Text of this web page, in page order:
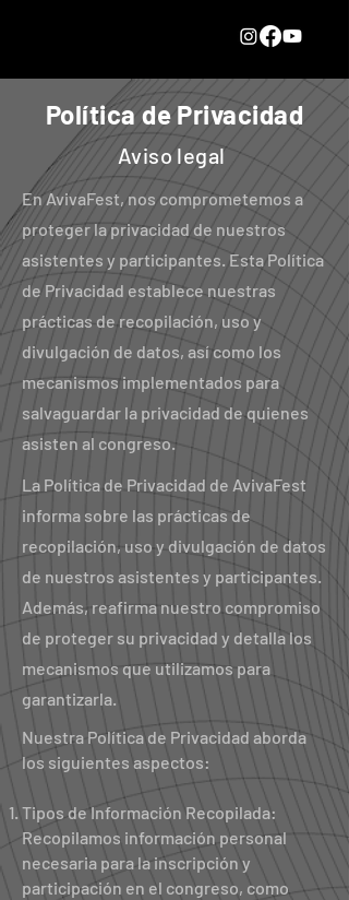
Política de Privacidad
Aviso legal
En AvivaFest, nos comprometemos a
proteger la privacidad de nuestros
asistentes y participantes. Esta Política
de Privacidad establece nuestras
prácticas de recopilación, uso y
divulgación de datos, así como los
mecanismos implementados para
salvaguardar la privacidad de quienes
asisten al congreso.
La Política de Privacidad de AvivaFest
informa sobre las prácticas de
recopilación, uso y divulgación de datos
de nuestros asistentes y participantes.
Además, reafirma nuestro compromiso
de proteger su privacidad y detalla los
mecanismos que utilizamos para
garantizarla.
Nuestra Política de Privacidad aborda
los siguientes aspectos:
Tipos de Información Recopilada:
Recopilamos información personal
necesaria para la inscripción y
participación en el congreso, como